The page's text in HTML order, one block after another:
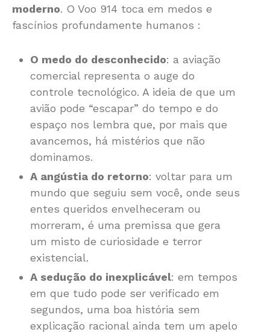
moderno. O Voo 914 toca em medos e
fascínios profundamente humanos :
O medo do desconhecido: a aviação
comercial representa o auge do
controle tecnológico. A ideia de que um
avião pode “escapar” do tempo e do
espaço nos lembra que, por mais que
avancemos, há mistérios que não
dominamos.
A angústia do retorno: voltar para um
mundo que seguiu sem você, onde seus
entes queridos envelheceram ou
morreram, é uma premissa que gera
um misto de curiosidade e terror
existencial.
A sedução do inexplicável: em tempos
em que tudo pode ser verificado em
segundos, uma boa história sem
explicação racional ainda tem um apelo